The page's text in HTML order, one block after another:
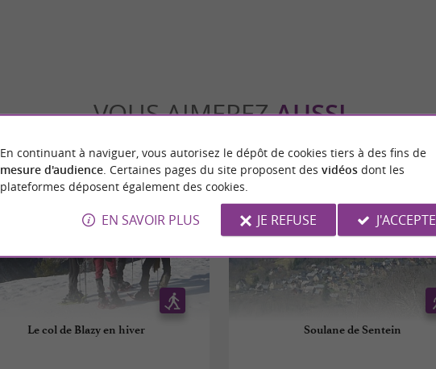
VOUS AIMEREZAUSSI
Le col de Blazy en hiver Soulane de Sentein
En continuant à naviguer, vous autorisez le dépôt de cookies tiers à des fins de
mesure d'audience. Certaines pages du site proposent des vidéosdont les
plateformes déposent également des cookies.
EN SAVOIR PLUS JE REFUSE J'ACCEPTE